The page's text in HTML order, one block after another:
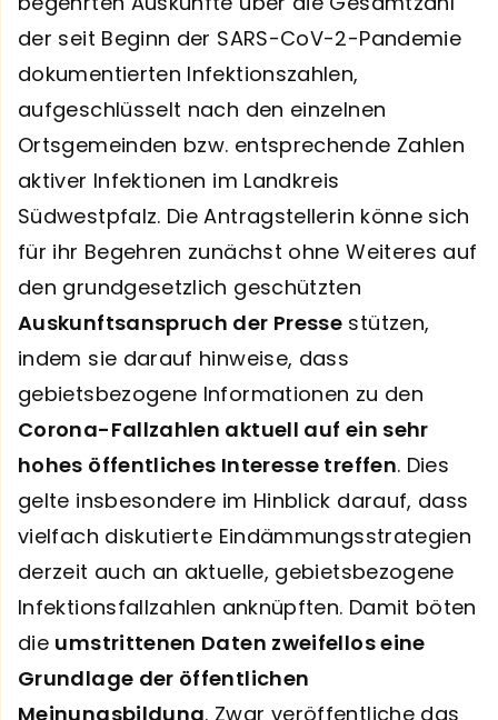
der seit Beginn der SARS-CoV-2-Pandemie
dokumentierten Infektionszahlen,
aufgeschlüsselt nach den einzelnen
Ortsgemeinden bzw. entsprechende Zahlen
aktiver Infektionen im Landkreis
Südwestpfalz. Die Antragstellerin könne sich
für ihr Begehren zunächst ohne Weiteres auf
den grundgesetzlich geschützten
Auskunftsanspruch der Presse stützen,
indem sie darauf hinweise, dass
gebietsbezogene Informationen zu den
Corona-Fallzahlen aktuell auf ein sehr
hohes öffentliches Interesse treffen. Dies
gelte insbesondere im Hinblick darauf, dass
vielfach diskutierte Eindämmungsstrategien
derzeit auch an aktuelle, gebietsbezogene
Infektionsfallzahlen anknüpften. Damit böten
die umstrittenen Daten zweifellos eine
Grundlage der öffentlichen
Meinungsbildung. Zwar veröffentliche das